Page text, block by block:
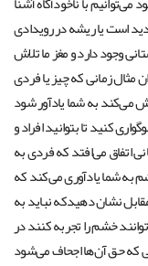
است یا ریشه در رویدادی
وجود دارد و مغز ما تلاش
مثال زمانی که چیز یا فردی
می‌کند به شما یادآور شود
کنید تا بتوانید افراد و
اتفاق می‌افتد که فردی به
به شما یادآوری می‌کند که
نشان دهیدکه نباید به
خشم را تجربه کنند در